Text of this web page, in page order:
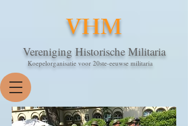
VHM
Vereniging Historische Militaria
Koepelorganisatie voor 20ste-eeuwse militaria